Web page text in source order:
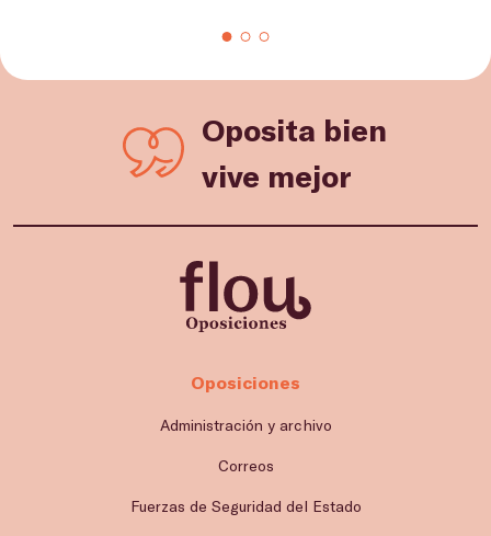
Oposita bien
vive mejor
Oposiciones
Administración y archivo
Correos
Fuerzas de Seguridad del Estado